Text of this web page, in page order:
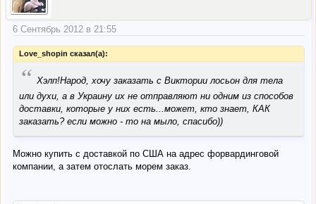
6 Сентябрь 2012 в 21:55
Love_shopin сказал(а):
“ Хэлп!Народ, хочу заказать с Виктории лосьон для тела
или духи, а в Украину их не отправляют ни одним из способов
доставки, которые у них есть...может, кто знает, КАК
заказать? если можно - то на мыло, спасибо))
Можно купить с доставкой по США на адрес форвардинговой
компании, а затем отослать морем заказ.